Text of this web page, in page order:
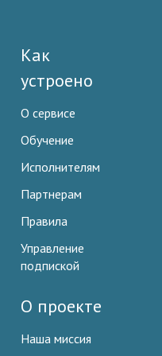
Как
устроено
О сервисе
Обучение
Исполнителям
Партнерам
Правила
Управление
подпиской
О проекте
Наша миссия